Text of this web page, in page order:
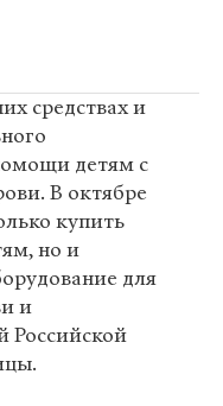
средствах и
детям с
В октябре
купить
но и
для
и
Российской